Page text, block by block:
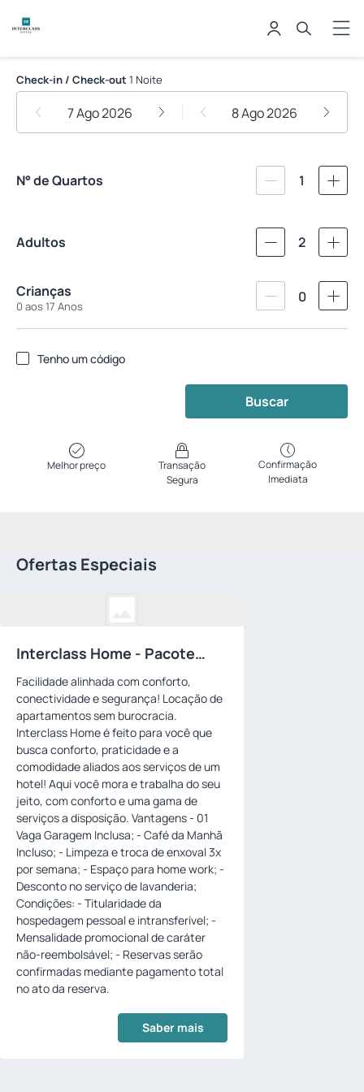
Interclass Florianópolis
Check-in / Check-out 1 Noite
7 Ago 2026 8 Ago 2026
N° de Quartos 1
Adultos 2
Crianças
0 aos 17 Anos
0
Tenho um código
Buscar
Melhor preço
Transação
Segura
Confirmação
Imediata
Ofertas Especiais
Interclass Home - Pacote
mensalista
Facilidade alinhada com conforto,
conectividade e segurança! Locação de
apartamentos sem burocracia.
Interclass Home é feito para você que
busca conforto, praticidade e a
comodidade aliados aos serviços de um
hotel! Aqui você mora e trabalha do seu
jeito, com conforto e uma gama de
serviços a disposição. Vantagens - 01
Vaga Garagem Inclusa; - Café da Manhã
Incluso; - Limpeza e troca de enxoval 3x
por semana; - Espaço para home work; -
Desconto no serviço de lavanderia;
Condições: - Titularidade da
hospedagem pessoal e intransferível; -
Mensalidade promocional de caráter
não-reembolsável; - Reservas serão
confirmadas mediante pagamento total
no ato da reserva.
Saber mais